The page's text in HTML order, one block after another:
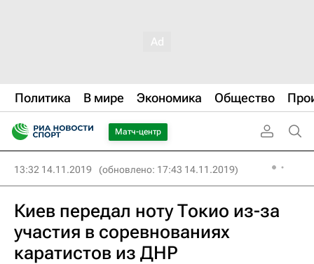
Политика В мире Экономика Общество
Матч-центр
13:32 14.11.2019 (обновлено: 17:43 14.11.2019)
Киев передал ноту Токио из-за
участия в соревнованиях
каратистов из ДНР